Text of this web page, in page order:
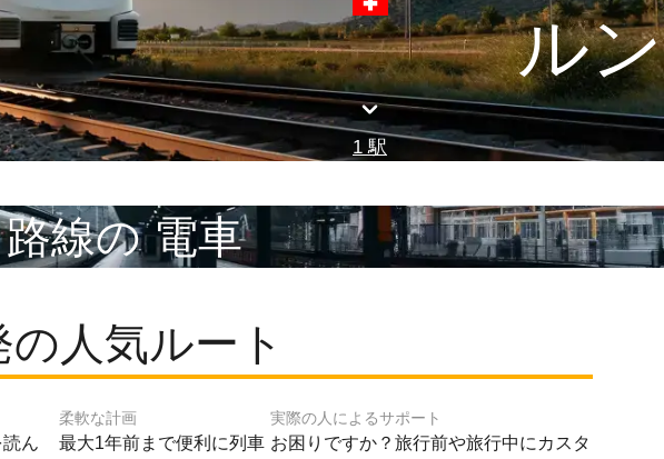
ルン
1 駅
線の 電車
人気ルート
読ん
柔軟な計画
最大1年前まで便利に列車
実際の人によるサポート
お困りですか？旅行前や旅行中にカスタ